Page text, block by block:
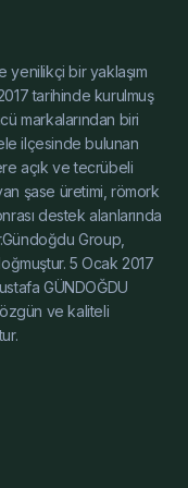
House Şasesi
Şasesi Toptan,
Toptan, Yüksek
Özelleştirilmiş,
House Şasesi
Yüksek Şase
İmalat, Karavan
Alçak Şase
Karavan Şase
Tiny House
Yüksek Şase
Modeller,
House Şasesi
Modeller,
Çelik Karavan
Dayanıklı, Alçak
yenilikçi bir yaklaşım
tarihinde kurulmuş
markalarından biri
ilçesinde bulunan
açık ve tecrübeli
şase üretimi, römork
destek alanlarında
Group,
5 Ocak 2017
GÜNDOĞDU
ve kaliteli